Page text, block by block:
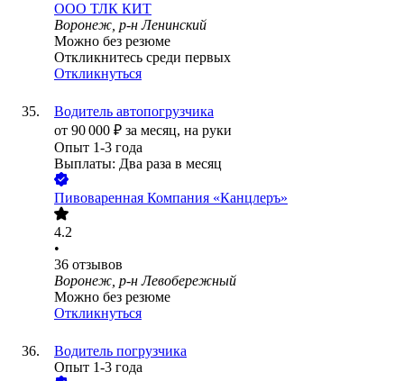
ООО ТЛК КИТ
Воронеж, р-н Ленинский
Можно без резюме
Откликнитесь среди первых
Откликнуться
Водитель автопогрузчика
от 90 000 ₽ за месяц, на руки
Опыт 1-3 года
Выплаты: Два раза в месяц
Пивоваренная Компания «Канцлеръ»
4.2
•
36 отзывов
Воронеж, р-н Левобережный
Можно без резюме
Откликнуться
Водитель погрузчика
Опыт 1-3 года